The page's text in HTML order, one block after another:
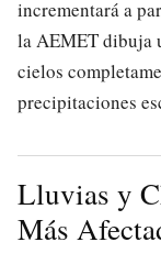
incrementará a
la AEMET dibuja
cielos
precipitaciones
Lluvias y
Más